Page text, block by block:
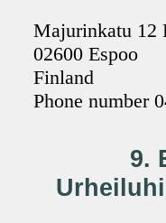
Majurinkatu 12
02600 Espoo
Finland
Phone number
9.